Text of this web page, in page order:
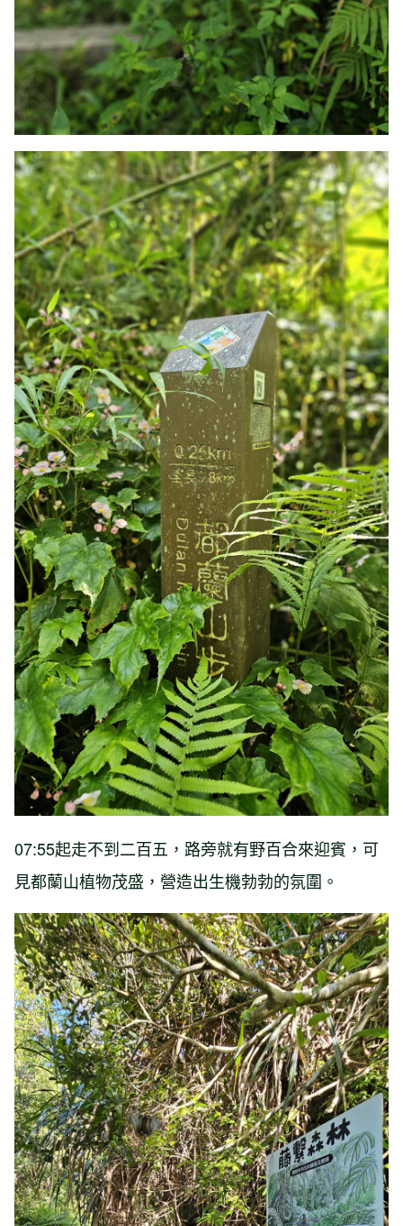
07:55起走不到二百五，路旁就有野百合來迎賓，可
見都蘭山植物茂盛，營造出生機勃勃的氛圍。